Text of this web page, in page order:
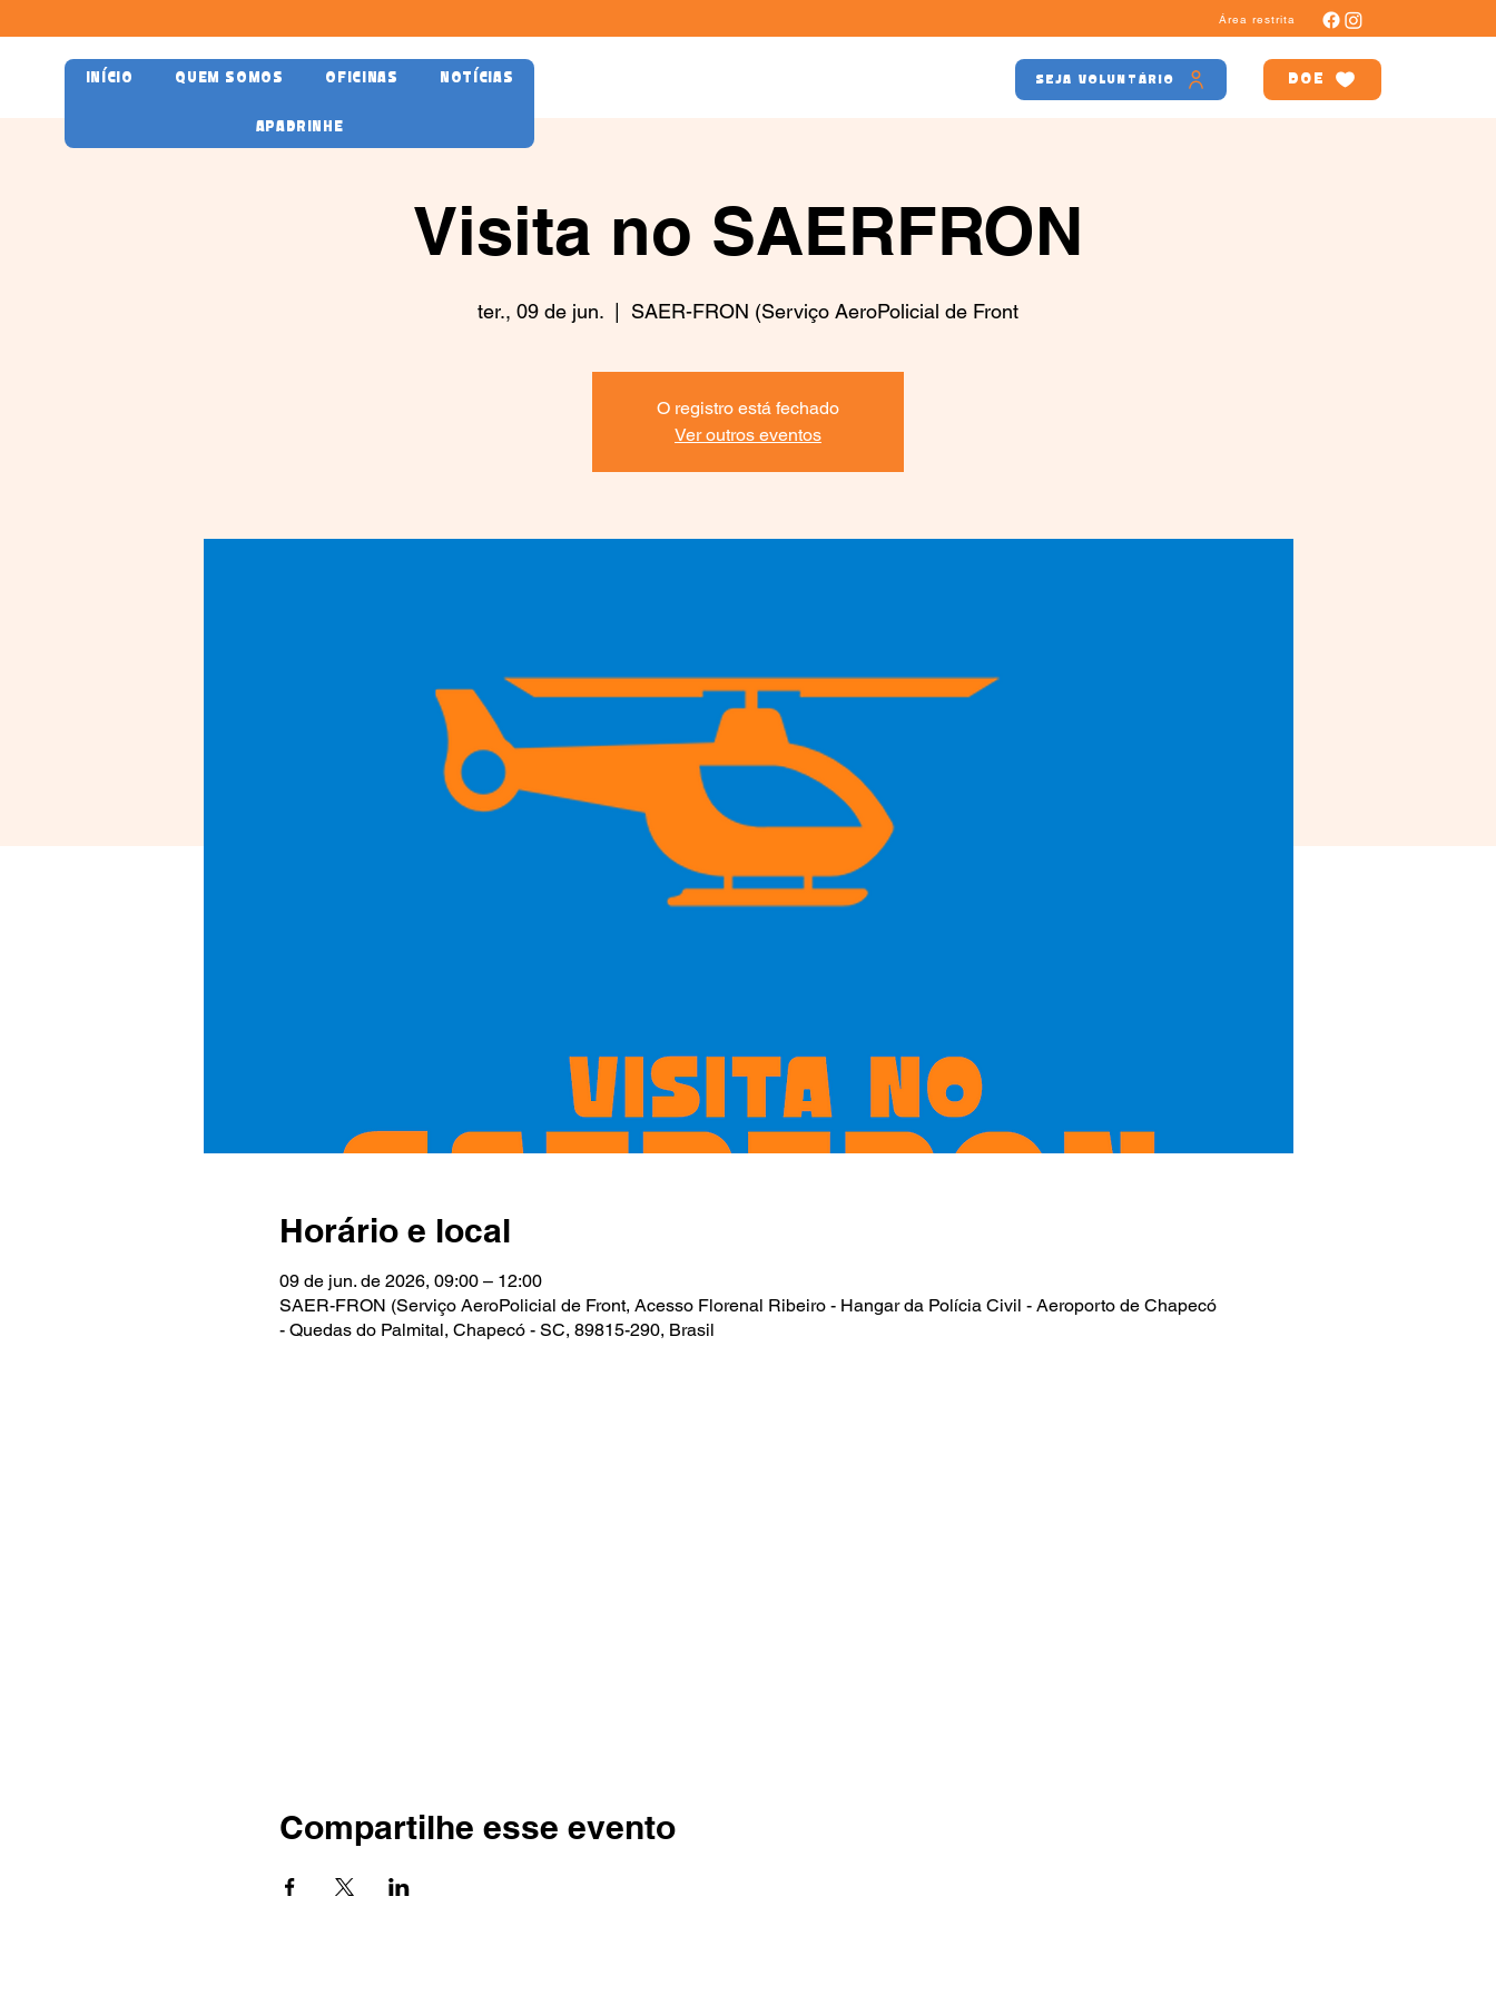
INÍCIO QUEM SOMOS OFICINAS NOTÍCIAS
APADRINHE
SEJA VOLUNTÁRIO DOE
Área restrita
Visita no SAERFRON
ter., 09 de jun. SAER-FRON (Serviço AeroPolicial de Front
O registro está fechado
Ver outros eventos
Horário e local
09 de jun. de 2026, 09:00 – 12:00
SAER-FRON (Serviço AeroPolicial de Front, Acesso Florenal Ribeiro - Hangar da Polícia Civil - Aeroporto de Chapecó
- Quedas do Palmital, Chapecó - SC, 89815-290, Brasil
Compartilhe esse evento